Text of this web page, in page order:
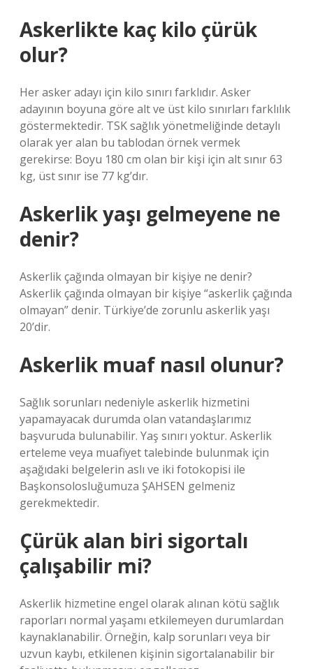
Askerlikte kaç kilo çürük
olur?
Her asker adayı için kilo sınırı farklıdır. Asker
adayının boyuna göre alt ve üst kilo sınırları farklılık
göstermektedir. TSK sağlık yönetmeliğinde detaylı
olarak yer alan bu tablodan örnek vermek
gerekirse: Boyu 180 cm olan bir kişi için alt sınır 63
kg, üst sınır ise 77 kg’dır.
Askerlik yaşı gelmeyene ne
denir?
Askerlik çağında olmayan bir kişiye ne denir?
Askerlik çağında olmayan bir kişiye “askerlik çağında
olmayan” denir. Türkiye’de zorunlu askerlik yaşı
20’dir.
Askerlik muaf nasıl olunur?
Sağlık sorunları nedeniyle askerlik hizmetini
yapamayacak durumda olan vatandaşlarımız
başvuruda bulunabilir. Yaş sınırı yoktur. Askerlik
erteleme veya muafiyet talebinde bulunmak için
aşağıdaki belgelerin aslı ve iki fotokopisi ile
Başkonsolosluğumuza ŞAHSEN gelmeniz
gerekmektedir.
Çürük alan biri sigortalı
çalışabilir mi?
Askerlik hizmetine engel olarak alınan kötü sağlık
raporları normal yaşamı etkilemeyen durumlardan
kaynaklanabilir. Örneğin, kalp sorunları veya bir
uzvun kaybı, etkilenen kişinin sigortalanabilir bir